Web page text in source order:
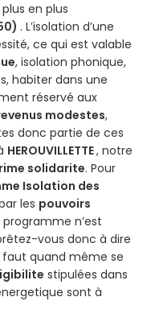
en plus
. L’isolation d’une
ce qui est valable
, isolation phonique,
habiter dans une
réservé aux
modestes,
donc partie de ces
HEROUVILLETTE, notre
solidarite. Pour
Isolation des
les pouvoirs
n’est
vous donc à dire
faut quand même se
stipulées dans
sont à